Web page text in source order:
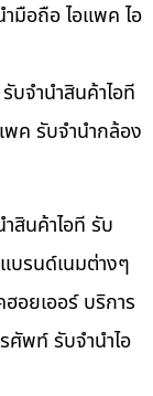
มือถือ ไอแพค ไอ
บจำนำสินค้าไอที
พค รับจำนำกล้อง
สินค้าไอที รับ
บรนด์เนมต่างๆ
อยเออร์ บริการ
ศัพท์ รับจำนำไอ